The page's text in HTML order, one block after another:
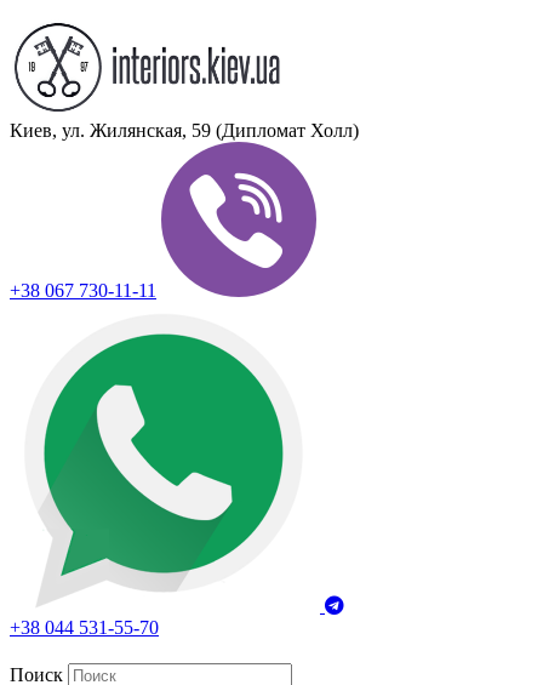
Киев, ул. Жилянская, 59 (Дипломат Холл)
+38 067 730-11-11
+38 044 531-55-70
Поиск